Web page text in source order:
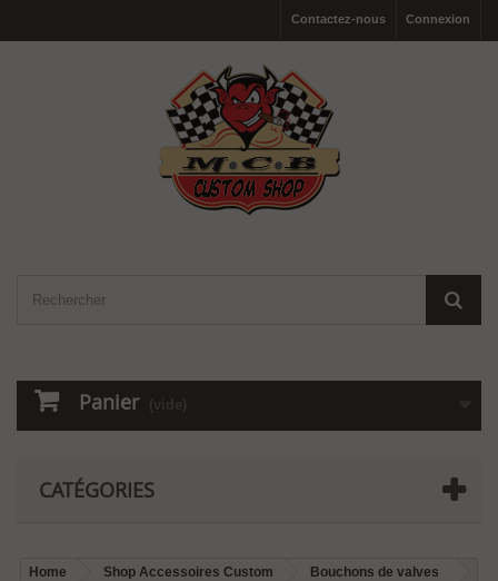
Connexion
Contactez-nous
Panier (vide)
CATÉGORIES
Home Shop Accessoires Custom
Bouchons de valves